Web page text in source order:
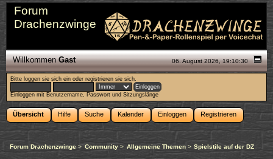
Forum
Drachenzwinge
06. August 2026, 19:10:30
WillkommenGast
Bitte loggen sie sich ein oderregistrieren sie sich.
Einloggen mit Benutzername, Passwort und Sitzungslänge
Übersicht Hilfe Suche Kalender Einloggen Registrieren
Forum Drachenzwinge > Community> Allgemeine Themen> Spielstile auf der DZ